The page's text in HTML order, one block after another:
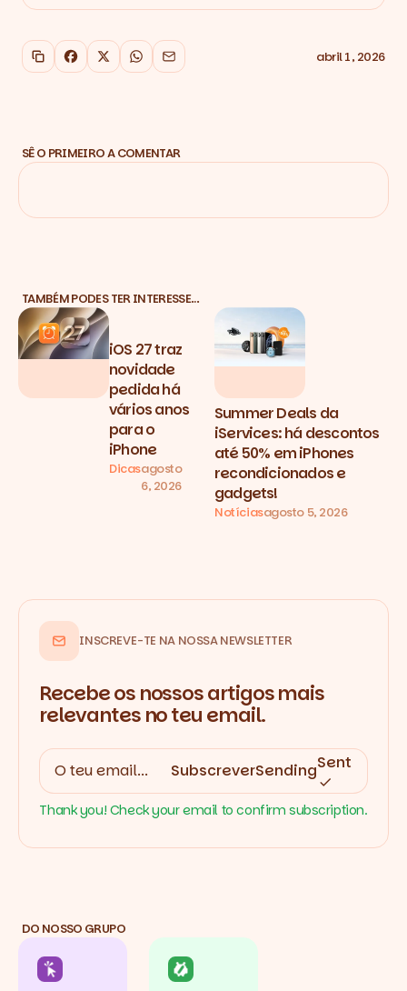
Copiar link
Facebook
X WhatsApp
Email abril 1, 2026
SÊ O PRIMEIRO A COMENTAR
TAMBÉM PODES TER INTERESSE…
iOS 27 traz
novidade
pedida há
vários anos
para o
iPhone
Dicasagosto
6, 2026
Summer Deals da
iServices: há descontos
até 50% em iPhones
recondicionados e
gadgets!
Notíciasagosto 5, 2026
INSCREVE-TE NA NOSSA NEWSLETTER
Recebe os nossos artigos mais
relevantes no teu email.
SubscreverSendingSent
Thank you! Check your email to confirm subscription.
DO NOSSO GRUPO